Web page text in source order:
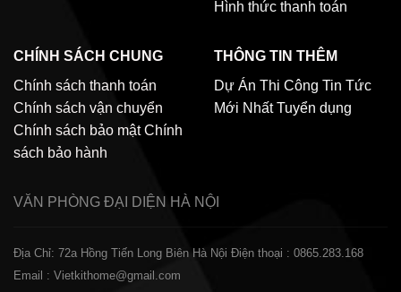
Hình thức thanh toán
CHÍNH SÁCH CHUNG
Chính sách thanh toán
Chính sách vận chuyển
Chính sách bảo mật Chính
sách bảo hành
THÔNG TIN THÊM
Dự Án Thi Công Tin Tức
Mới Nhất Tuyển dụng
VĂN PHÒNG ĐẠI DIỆN HÀ NỘI
Địa Chỉ: 72a Hồng Tiến Long Biên Hà Nội Điện thoại : 0865.283.168
Email : Vietkithome@gmail.com